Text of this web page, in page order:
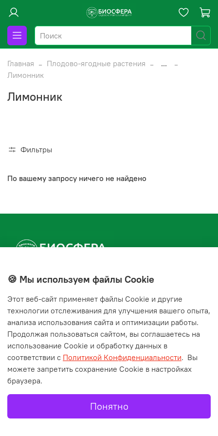
Главная Плодово-ягодные растения
...
Лимонник
Лимонник
Фильтры
По вашему запросу ничего не найдено
+7(843) 210-20-24
справочная служба
Мы в соц. сетях
🍪 Мы используем файлы Cookie
Этот веб‑сайт применяет файлы Cookie и другие
технологии отслеживания для улучшения вашего опыта,
анализа использования сайта и оптимизации работы.
Продолжая пользоваться сайтом, вы соглашаетесь на
использование Cookie и обработку данных в
соответствии с Политикой Конфиденциальности. Вы
можете запретить сохранение Cookie в настройках
браузера.
Понятно